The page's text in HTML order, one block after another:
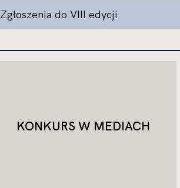
Zgłoszenia do VIII edycji
KONKURS W MEDIACH